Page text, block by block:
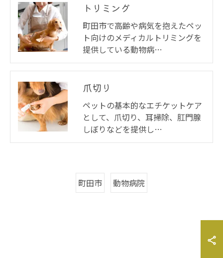
トリミング
町田市で高齢や病気を抱えたペッ
ト向けのメディカルトリミングを
提供している動物病…
爪切り
ペットの基本的なエチケットケア
として、爪切り、耳掃除、肛門腺
しぼりなどを提供し…
町田市 動物病院